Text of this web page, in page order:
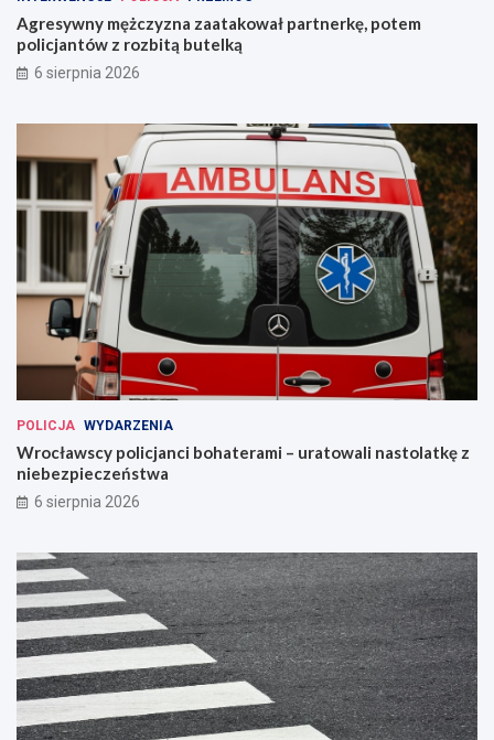
Agresywny mężczyzna zaatakował partnerkę, potem
policjantów z rozbitą butelką
6 sierpnia 2026
POLICJA WYDARZENIA
Wrocławscy policjanci bohaterami – uratowali nastolatkę z
niebezpieczeństwa
6 sierpnia 2026